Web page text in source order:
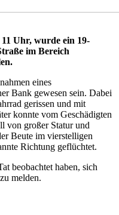
Uhr, wurde ein 19-
im Bereich
eines
Bank gewesen sein. Dabei
gerissen und mit
konnte vom Geschädigten
von großer Statur und
Beute im vierstelligen
Richtung geflüchtet.
beobachtet haben, sich
melden.